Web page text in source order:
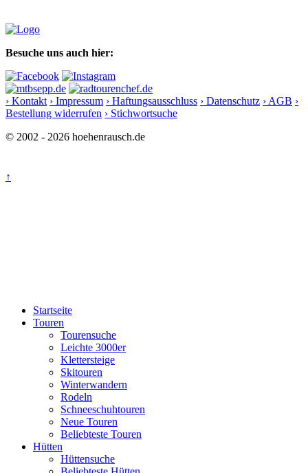
Besuche uns auch hier:
› Kontakt › Impressum › Haftungsausschluss › Datenschutz › AGB ›
Bestellung widerrufen › Stichwortsuche
© 2002 - 2026 hoehenrausch.de
↑
Startseite
Touren
Tourensuche
Leichte 3000er
Klettersteige
Skitouren
Winterwandern
Rodeln
Schneeschuhtouren
Neue Touren
Beliebteste Touren
Hütten
Hüttensuche